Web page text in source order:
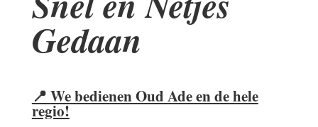
Gedaan
📍 We bedienen Oud Ade en de hele
regio!